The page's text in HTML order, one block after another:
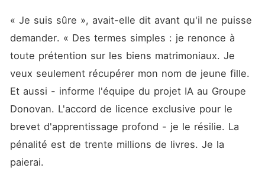
« Je suis sûre », avait-elle dit avant qu'il ne puisse
demander. « Des termes simples : je renonce à
toute prétention sur les biens matrimoniaux. Je
veux seulement récupérer mon nom de jeune fille.
Et aussi - informe l'équipe du projet IA au Groupe
Donovan. L'accord de licence exclusive pour le
brevet d'apprentissage profond - je le résilie. La
pénalité est de trente millions de livres. Je la
paierai.